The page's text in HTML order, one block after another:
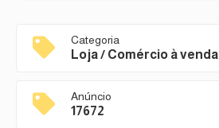
Categoria
Loja / Comércio à venda
Anúncio
17672